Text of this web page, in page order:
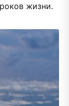
жизни.